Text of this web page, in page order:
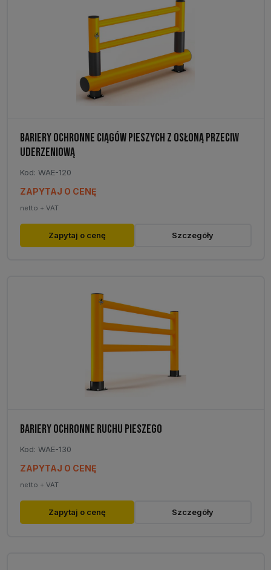
BARIERY OCHRONNE CIĄGÓW PIESZYCH Z OSŁONĄ PRZECIW
UDERZENIOWĄ
Kod: WAE-120
ZAPYTAJ O CENĘ
netto + VAT
Zapytaj o cenę Szczegóły
BARIERY OCHRONNE RUCHU PIESZEGO
Kod: WAE-130
ZAPYTAJ O CENĘ
netto + VAT
Zapytaj o cenę Szczegóły